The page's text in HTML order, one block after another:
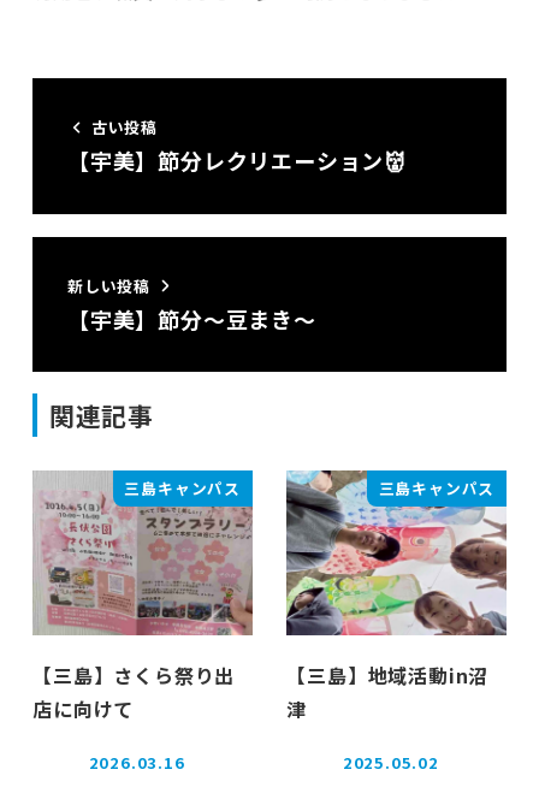
古い投稿
【宇美】節分レクリエーション👹
新しい投稿
【宇美】節分～豆まき～
関連記事
三島キャンパス
【三島】さくら祭り出
店に向けて
投稿日
2026.03.16
三島キャンパス
【三島】地域活動in沼
津
投稿日
2025.05.02